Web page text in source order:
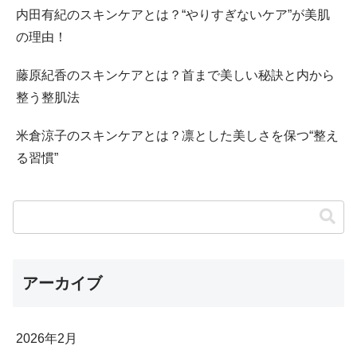
内田有紀のスキンケアとは？“やりすぎないケア”が美肌
の理由！
藤原紀香のスキンケアとは？首まで美しい秘訣と内から
整う整肌法
米倉涼子のスキンケアとは？凛とした美しさを保つ“整え
る習慣”
アーカイブ
2026年2月